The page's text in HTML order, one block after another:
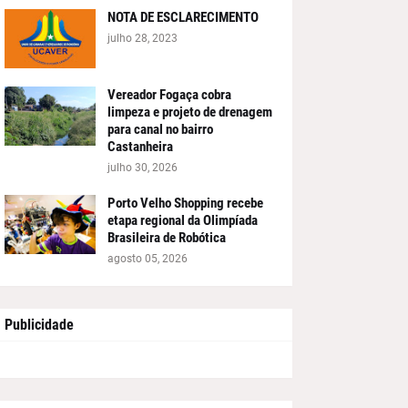
NOTA DE ESCLARECIMENTO
julho 28, 2023
Vereador Fogaça cobra
limpeza e projeto de drenagem
para canal no bairro
Castanheira
julho 30, 2026
Porto Velho Shopping recebe
etapa regional da Olimpíada
Brasileira de Robótica
agosto 05, 2026
Publicidade